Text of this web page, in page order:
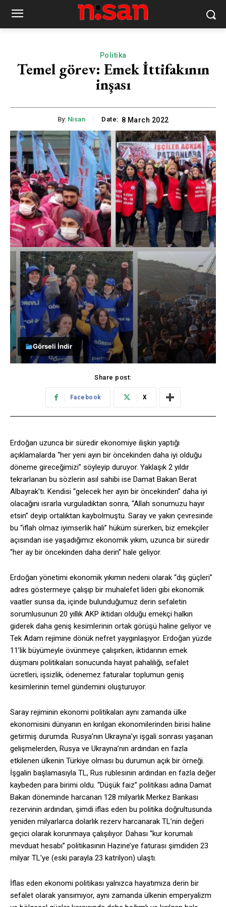
Politika
Temel görev: Emek İttifakının
inşası
By: Nisan Date: 8 March 2022
Görseli İndir
Share post:
Facebook X
Erdoğan uzunca bir süredir ekonomiye ilişkin yaptığı
açıklamalarda “her yeni ayın bir öncekinden daha iyi olduğu
döneme gireceğimizi” söyleyip duruyor. Yaklaşık 2 yıldır
tekrarlanan bu sözlerin asıl sahibi ise Damat Bakan Berat
Albayrak’tı. Kendisi “gelecek her ayın bir öncekinden” daha iyi
olacağını ısrarla vurguladıktan sonra, “Allah sonumuzu hayır
etsin” deyip ortalıktan kaybolmuştu. Saray ve yakın çevresinde
bu “iflah olmaz iyimserlik hali” hüküm sürerken, biz emekçiler
açısından ise yaşadığımız ekonomik yıkım, uzunca bir süredir
“her ay bir öncekinden daha derin” hale geliyor.
Erdoğan yönetimi ekonomik yıkımın nedeni olarak “dış güçleri”
adres göstermeye çalışıp bir muhalefet lideri gibi ekonomik
vaatler sunsa da, içinde bulunduğumuz derin sefaletin
sorumlusunun 20 yıllık AKP iktidarı olduğu emekçi halkın
giderek daha geniş kesimlerinin ortak görüşü haline geliyor ve
Tek Adam rejimine dönük nefret yaygınlaşıyor. Erdoğan yüzde
11’lik büyümeyle övünmeye çalışırken, iktidarının emek
düşmanı politikaları sonucunda hayat pahalılığı, sefalet
ücretleri, işsizlik, ödenemez faturalar toplumun geniş
kesimlerinin temel gündemini oluşturuyor.
Saray rejiminin ekonomi politikaları aynı zamanda ülke
ekonomisini dünyanın en kırılgan ekonomilerinden birisi haline
getirmiş durumda. Rusya’nın Ukrayna’yı işgali sonrası yaşanan
gelişmelerden, Rusya ve Ukrayna’nın ardından en fazla
etkilenen ülkenin Türkiye olması bu durumun açık bir örneği.
İşgalin başlamasıyla TL, Rus rublesinin ardından en fazla değer
kaybeden para birimi oldu. “Düşük faiz” politikası adına Damat
Bakan döneminde harcanan 128 milyarlık Merkez Bankası
rezervinin ardından, şimdi iflas eden bu politika doğrultusunda
yeniden milyarlarca dolarlık rezerv harcanarak TL’nin değeri
geçici olarak korunmaya çalışılıyor. Dahası “kur korumalı
mevduat hesabı” politikasının Hazine’ye faturası şimdiden 23
milyar TL’ye (eski parayla 23 katrilyon) ulaştı.
İflas eden ekonomi politikası yalnızca hayatımıza derin bir
sefalet olarak yansımıyor, aynı zamanda ülkenin emperyalizm